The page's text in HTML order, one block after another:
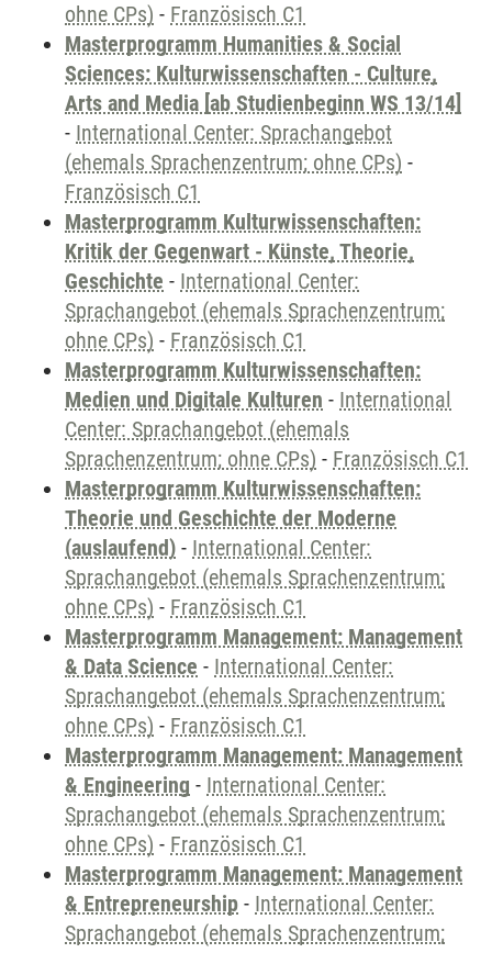
ohne CPs) - Französisch C1
Masterprogramm Humanities & Social
Sciences: Kulturwissenschaften - Culture,
Arts and Media [ab Studienbeginn WS 13/14]
- International Center: Sprachangebot
(ehemals Sprachenzentrum; ohne CPs) -
Französisch C1
Masterprogramm Kulturwissenschaften:
Kritik der Gegenwart - Künste, Theorie,
Geschichte - International Center:
Sprachangebot (ehemals Sprachenzentrum;
ohne CPs) - Französisch C1
Masterprogramm Kulturwissenschaften:
Medien und Digitale Kulturen - International
Center: Sprachangebot (ehemals
Sprachenzentrum; ohne CPs) - Französisch C1
Masterprogramm Kulturwissenschaften:
Theorie und Geschichte der Moderne
(auslaufend) - International Center:
Sprachangebot (ehemals Sprachenzentrum;
ohne CPs) - Französisch C1
Masterprogramm Management: Management
& Data Science - International Center:
Sprachangebot (ehemals Sprachenzentrum;
ohne CPs) - Französisch C1
Masterprogramm Management: Management
& Engineering - International Center:
Sprachangebot (ehemals Sprachenzentrum;
ohne CPs) - Französisch C1
Masterprogramm Management: Management
& Entrepreneurship - International Center:
Sprachangebot (ehemals Sprachenzentrum;